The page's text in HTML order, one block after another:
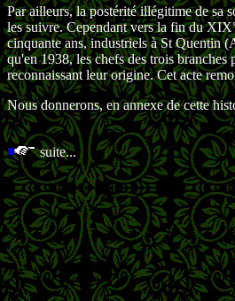
Par ailleurs, la postérité illégitime de sa
les suivre. Cependant vers la fin du
cinquante ans, industriels à St Quentin
qu'en 1938, les chefs des trois
reconnaissant leur origine. Cet acte
Nous donnerons, en annexe de cette
suite...